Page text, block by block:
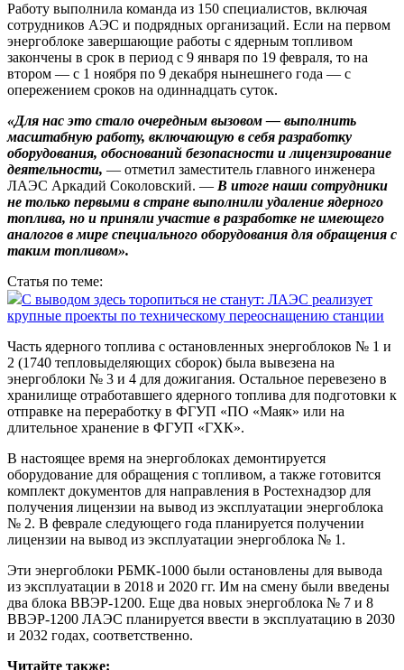
Работу выполнила команда из 150 специалистов, включая
сотрудников АЭС и подрядных организаций. Если на первом
энергоблоке завершающие работы с ядерным топливом
закончены в срок в период с 9 января по 19 февраля, то на
втором — с 1 ноября по 9 декабря нынешнего года — с
опережением сроков на одиннадцать суток.
«Для нас это стало очередным вызовом — выполнить
масштабную работу, включающую в себя разработку
оборудования, обоснований безопасности и лицензирование
деятельности, — отметил заместитель главного инженера
ЛАЭС Аркадий Соколовский. — В итоге наши сотрудники
не только первыми в стране выполнили удаление ядерного
топлива, но и приняли участие в разработке не имеющего
аналогов в мире специального оборудования для обращения с
таким топливом».
Статья по теме:
С выводом здесь торопиться не станут: ЛАЭС реализует
крупные проекты по техническому переоснащению станции
Часть ядерного топлива с остановленных энергоблоков № 1 и
2 (1740 тепловыделяющих сборок) была вывезена на
энергоблоки № 3 и 4 для дожигания. Остальное перевезено в
хранилище отработавшего ядерного топлива для подготовки к
отправке на переработку в ФГУП «ПО «Маяк» или на
длительное хранение в ФГУП «ГХК».
В настоящее время на энергоблоках демонтируется
оборудование для обращения с топливом, а также готовится
комплект документов для направления в Ростехнадзор для
получения лицензии на вывод из эксплуатации энергоблока
№ 2. В феврале следующего года планируется получении
лицензии на вывод из эксплуатации энергоблока № 1.
Эти энергоблоки РБМК-1000 были остановлены для вывода
из эксплуатации в 2018 и 2020 гг. Им на смену были введены
два блока ВВЭР-1200. Еще два новых энергоблока № 7 и 8
ВВЭР-1200 ЛАЭС планируется ввес­ти в эксплуатацию в 2030
и 2032 годах, соответственно.
Читайте также: